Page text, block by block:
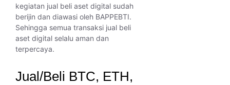
kegiatan jual beli aset digital sudah
berijin dan diawasi oleh BAPPEBTI.
Sehingga semua transaksi jual beli
aset digital selalu aman dan
terpercaya.
Jual/Beli BTC, ETH,